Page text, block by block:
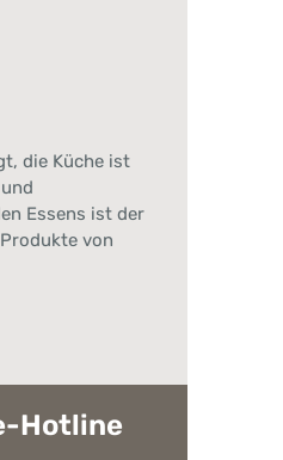
die Küche ist
Essens ist der
von
Hotline